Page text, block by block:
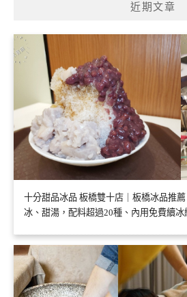
近期文章
十分甜品冰品 板橋雙十店｜板橋冰品推
冰、甜湯，配料超過20種、內用免費續冰